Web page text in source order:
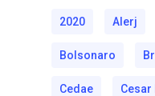
2020 Alerj
Bolsonaro
Cedae Cesar